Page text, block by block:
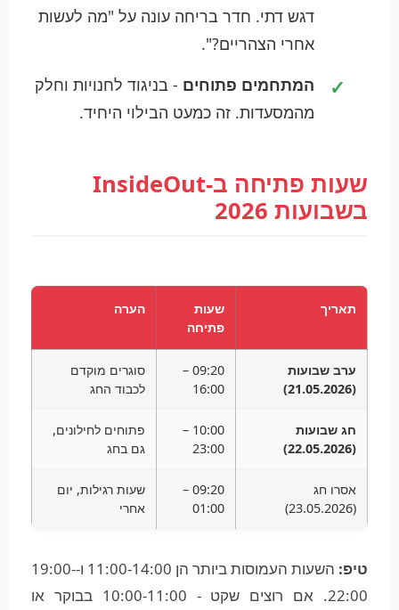
דגש דתי. חדר בריחה עונה על "מה לעשות
אחרי הצהריים?".
המתחמים פתוחים - בניגוד לחנויות וחלק
מהמסעדות. זה כמעט הבילוי היחיד.
שעות פתיחה ב-InsideOut
בשבועות 2026
תאריך
שעות
פתיחה
הערה
ערב שבועות
(21.05.2026)
09:20 –
16:00
סוגרים מוקדם
לכבוד החג
חג שבועות
(22.05.2026)
10:00 –
23:00
פתוחים לחילונים,
גם בחג
אסרו חג
(23.05.2026)
09:20 –
01:00
שעות רגילות, יום
אחרי
טיפ:
השעות העמוסות ביותר הן 11:00-14:00 ו-19:00-
22:00. אם רוצים שקט - 10:00-11:00 בבוקר או